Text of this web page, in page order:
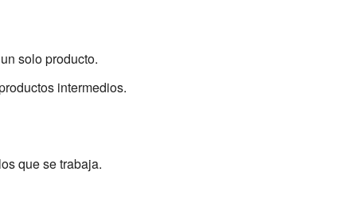
solo producto.
intermedios.
que se trabaja.